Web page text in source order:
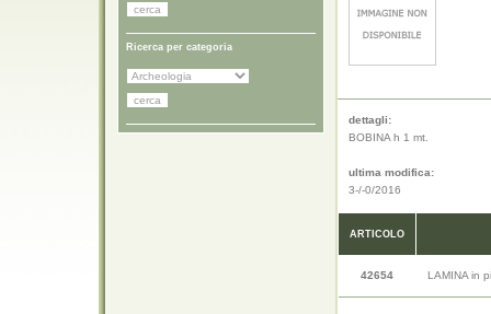
Ricerca per categoria
dettagli:
BOBINA h 1 mt.
ultima modifica:
3-/-0/2016
ARTICOLO
42654 LAMINA in